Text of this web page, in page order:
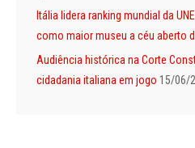
Itália lidera ranking mundial da
como maior museu a céu aberto
Audiência histórica na Corte
cidadania italiana em jogo 15/06/